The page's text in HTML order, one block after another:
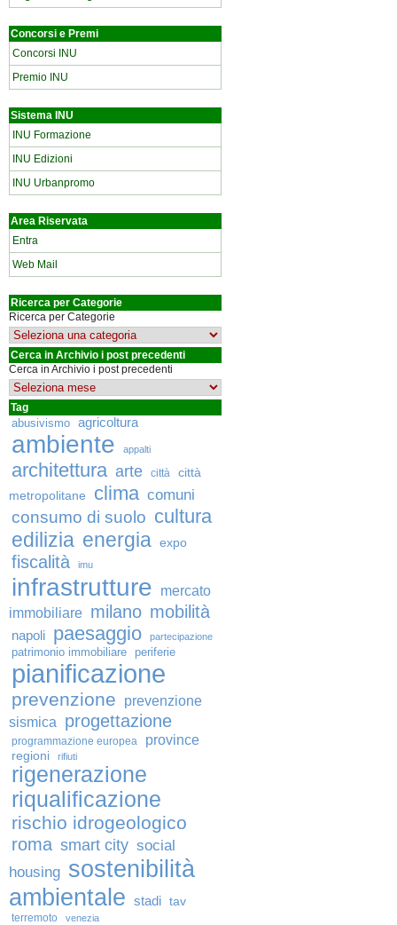
Concorsi e Premi
Concorsi INU
Premio INU
Sistema INU
INU Formazione
INU Edizioni
INU Urbanpromo
Area Riservata
Entra
Web Mail
Ricerca per Categorie
Ricerca per Categorie
Cerca in Archivio i post precedenti
Cerca in Archivio i post precedenti
Tag
abusivismo agricoltura
ambiente appalti
architettura arte città
città
metropolitane
clima comuni
consumo di suolo cultura
edilizia energia expo
fiscalità imu
infrastrutture
mercato
immobiliare milano mobilità
napoli paesaggio partecipazione
patrimonio immobiliare periferie
pianificazione
prevenzione
prevenzione
sismica
progettazione
programmazione europea province
regioni rifiuti
rigenerazione
riqualificazione
rischio idrogeologico
roma smart city social
housing sostenibilità
ambientale stadi tav
terremoto venezia